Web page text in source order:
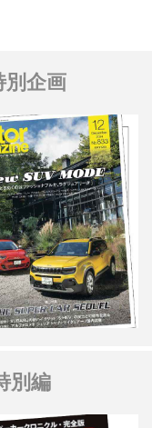
別企画
別編